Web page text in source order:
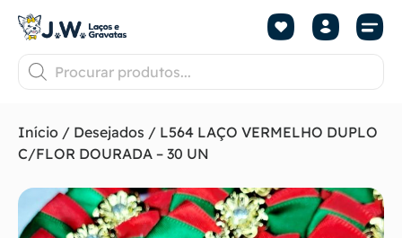
Início / Desejados / L564 LAÇO VERMELHO DUPLO
C/FLOR DOURADA – 30 UN